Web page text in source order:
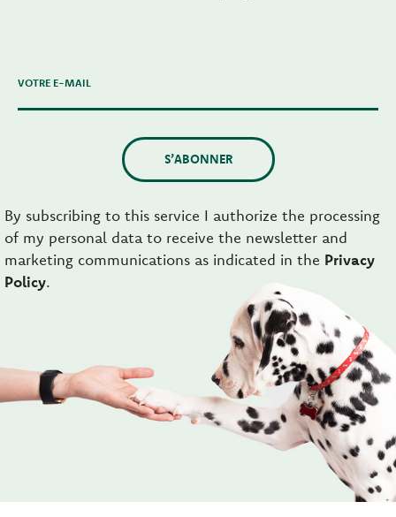
VOTRE E-MAIL
S’ABONNER
By subscribing to this service I authorize the processing
of my personal data to receive the newsletter and
marketing communications as indicated in the Privacy
Policy.